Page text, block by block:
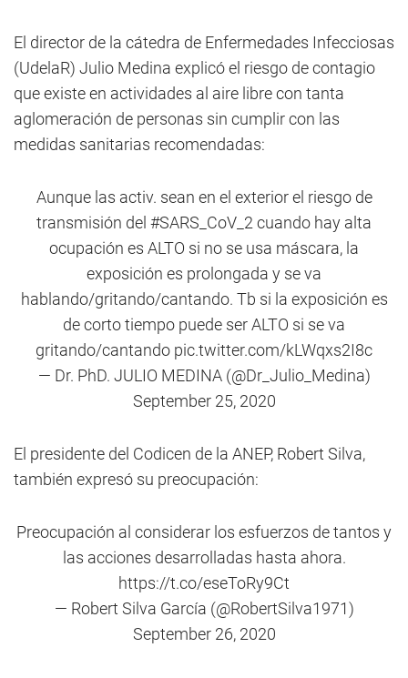
El director de la cátedra de Enfermedades Infecciosas
(UdelaR) Julio Medina explicó el riesgo de contagio
que existe en actividades al aire libre con tanta
aglomeración de personas sin cumplir con las
medidas sanitarias recomendadas:
Aunque las activ. sean en el exterior el riesgo de
transmisión del #SARS_CoV_2 cuando hay alta
ocupación es ALTO si no se usa máscara, la
exposición es prolongada y se va
hablando/gritando/cantando. Tb si la exposición es
de corto tiempo puede ser ALTO si se va
gritando/cantando pic.twitter.com/kLWqxs2I8c
— Dr. PhD. JULIO MEDINA (@Dr_Julio_Medina)
September 25, 2020
El presidente del Codicen de la ANEP, Robert Silva,
también expresó su preocupación:
Preocupación al considerar los esfuerzos de tantos y
las acciones desarrolladas hasta ahora.
https://t.co/eseToRy9Ct
— Robert Silva García (@RobertSilva1971)
September 26, 2020